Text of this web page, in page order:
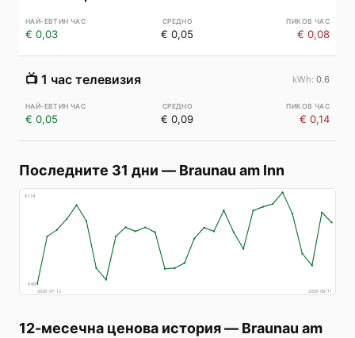
€ 0,03 € 0,05 € 0,08
📺 1 час телевизия 0.6
€ 0,05 € 0,09 € 0,14
Последните 31 дни — Braunau am Inn
€174
€80
2026-07-12
2026-08-11
12-месечна ценова история— Braunau am